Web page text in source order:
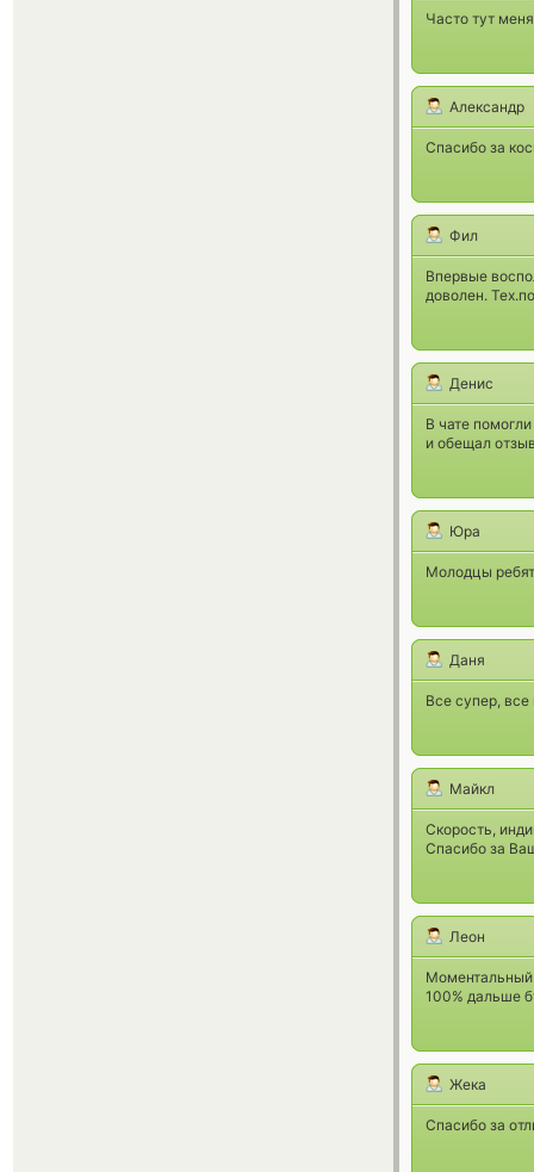
Часто тут
Александр
Спасибо за
Фил
Впервые
доволен.
Денис
В чате
и обещал
Юра
Молодцы
Даня
Все супер,
Майкл
Скорость,
Спасибо за
Леон
Моментальный
100% дальше
Жека
Спасибо за